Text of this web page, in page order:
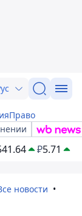
Право
₽5.71
новости